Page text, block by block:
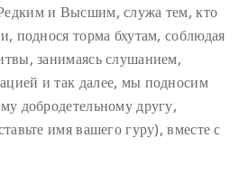
и Высшим, служа тем, кто
поднося торма бхутам, соблюдая
занимаясь слушанием,
и так далее, мы подносим
добродетельному другу,
имя вашего гуру), вместе с